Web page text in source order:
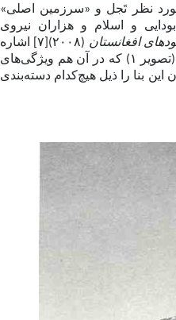
نظر تَجل و «سرزمین اصلی»
و اسلام و هزاران نیروی
افغانستان (۲۰۰۸)[۷]
اشاره
۱)
که در آن هم ویژگی‌های
بنا را ذیل هیچ‌کدام دسته‌بندی